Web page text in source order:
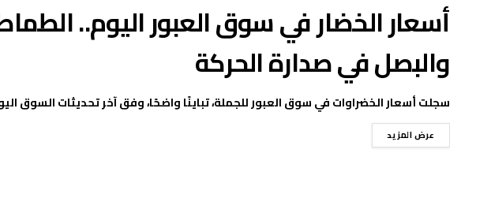
أسعار الخضار في سوق العبور اليوم..
والبصل في صدارة الحركة
سجلت أسعار الخضراوات في سوق العبور للجملة، تباينًا واضحًا، وفق آخر تحديثات السوق اليوم
عرض المزيد